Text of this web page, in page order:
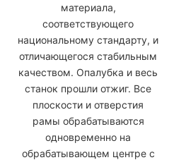
материала,
соответствующего
национальному стандарту, и
отличающегося стабильным
качеством. Опалубка и весь
станок прошли отжиг. Все
плоскости и отверстия
рамы обрабатываются
одновременно на
обрабатывающем центре с